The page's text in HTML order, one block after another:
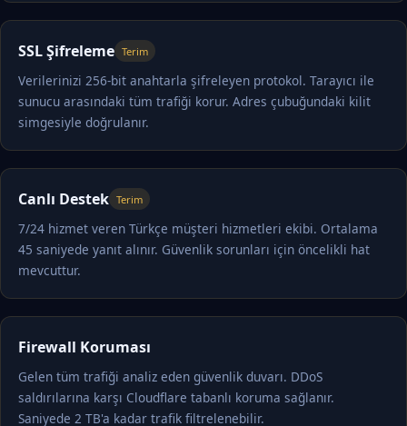
SSL Şifreleme Terim
Verilerinizi 256-bit anahtarla şifreleyen protokol. Tarayıcı ile
sunucu arasındaki tüm trafiği korur. Adres çubuğundaki kilit
simgesiyle doğrulanır.
Canlı Destek Terim
7/24 hizmet veren Türkçe müşteri hizmetleri ekibi. Ortalama
45 saniyede yanıt alınır. Güvenlik sorunları için öncelikli hat
mevcuttur.
Firewall Koruması
Gelen tüm trafiği analiz eden güvenlik duvarı. DDoS
saldırılarına karşı Cloudflare tabanlı koruma sağlanır.
Saniyede 2 TB'a kadar trafik filtrelenebilir.